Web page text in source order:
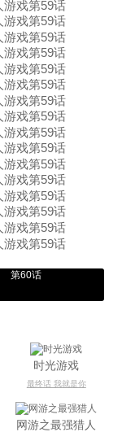
第60话
时光游戏
最终话 我就是你
网游之最强猎人